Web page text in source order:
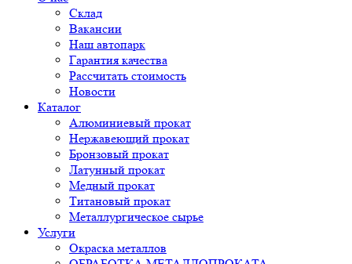
Склад
Вакансии
Наш автопарк
Гарантия качества
Рассчитать стоимость
Новости
Каталог
Алюминиевый прокат
Нержавеющий прокат
Бронзовый прокат
Латунный прокат
Медный прокат
Титановый прокат
Металлургическое сырье
Услуги
Окраска металлов